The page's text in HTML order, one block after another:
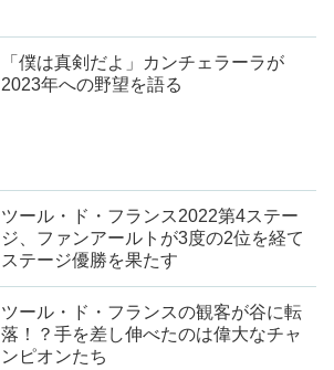
「僕は真剣だよ」カンチェラーラが
2023年への野望を語る
ツール・ド・フランス2022第4ステー
ジ、ファンアールトが3度の2位を経て
ステージ優勝を果たす
ツール・ド・フランスの観客が谷に転
落！？手を差し伸べたのは偉大なチャ
ンピオンたち